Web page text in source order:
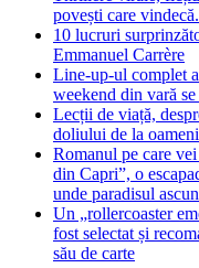
povești care
10 lucruri
Emmanuel Carrère
Line-up-ul complet
weekend din vară
Lecții de viață,
doliului de la
Romanul pe care
din Capri”, o
unde paradisul
Un „rollercoaster
fost selectat și
său de carte